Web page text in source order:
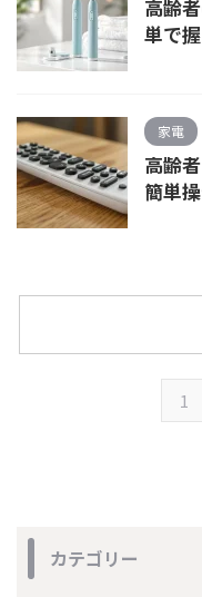
高齢
単で
家電
高齢
簡単
1
カテゴリー